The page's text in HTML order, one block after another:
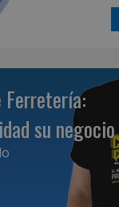
Ferretería:
su negocio